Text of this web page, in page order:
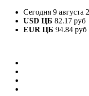
Сегодня 9 августа
USD ЦБ 82.17 руб
EUR ЦБ 94.84 руб